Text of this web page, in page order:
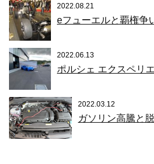
2022.08.21
eフューエルと覇権争
2022.06.13
ポルシェ エクスペリ
2022.03.12
ガソリン高騰と